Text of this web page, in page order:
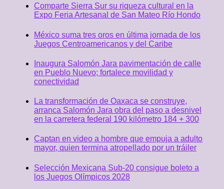
Comparte Sierra Sur su riqueza cultural en la
Expo Feria Artesanal de San Mateo Río Hondo
México suma tres oros en última jornada de los
Juegos Centroamericanos y del Caribe
Inaugura Salomón Jara pavimentación de calle
en Pueblo Nuevo; fortalece movilidad y
conectividad
La transformación de Oaxaca se construye,
arranca Salomón Jara obra del paso a desnivel
en la carretera federal 190 kilómetro 184 + 300
Captan en video a hombre que empuja a adulto
mayor, quien termina atropellado por un tráiler
Selección Mexicana Sub-20 consigue boleto a
los Juegos Olímpicos 2028